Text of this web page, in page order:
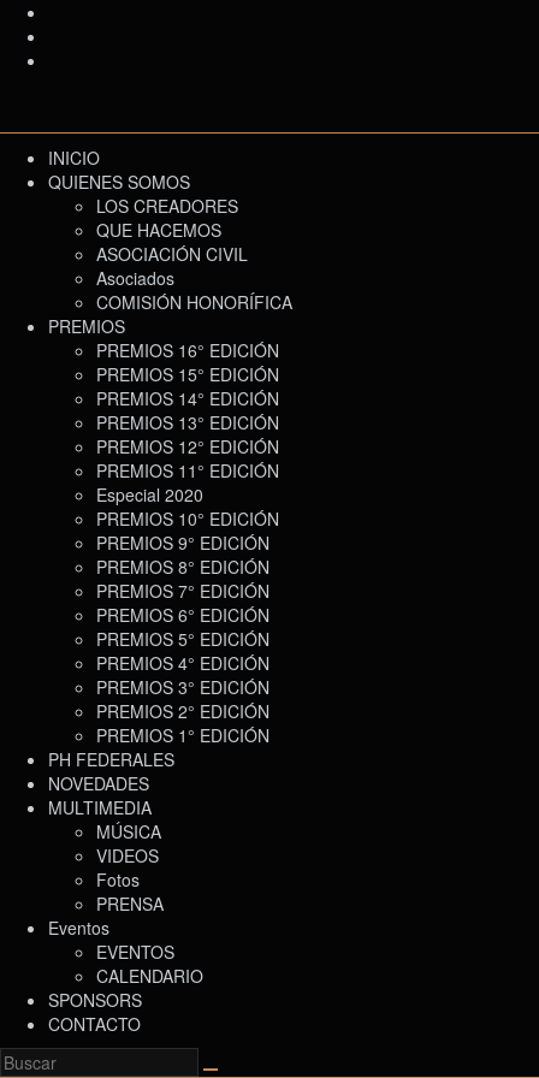
INICIO
QUIENES SOMOS
LOS CREADORES
QUE HACEMOS
ASOCIACIÓN CIVIL
Asociados
COMISIÓN HONORÍFICA
PREMIOS
PREMIOS 16° EDICIÓN
PREMIOS 15° EDICIÓN
PREMIOS 14° EDICIÓN
PREMIOS 13° EDICIÓN
PREMIOS 12° EDICIÓN
PREMIOS 11° EDICIÓN
Especial 2020
PREMIOS 10° EDICIÓN
PREMIOS 9° EDICIÓN
PREMIOS 8° EDICIÓN
PREMIOS 7° EDICIÓN
PREMIOS 6° EDICIÓN
PREMIOS 5° EDICIÓN
PREMIOS 4° EDICIÓN
PREMIOS 3° EDICIÓN
PREMIOS 2° EDICIÓN
PREMIOS 1° EDICIÓN
PH FEDERALES
NOVEDADES
MULTIMEDIA
MÚSICA
VIDEOS
Fotos
PRENSA
Eventos
EVENTOS
CALENDARIO
SPONSORS
CONTACTO